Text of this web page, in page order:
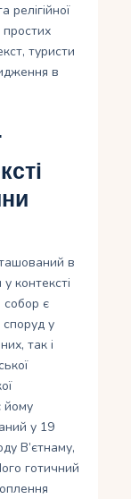
релігійної
туристи
в
в
контексті
собор є
споруд у
так і
йому
у 19
В’єтнаму,
готичний